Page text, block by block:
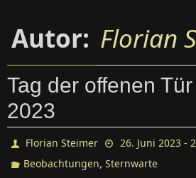
Autor: Florian
Tag der offenen
2023
Florian Steimer
26. Juni 2023 -
Beobachtungen,Sternwarte